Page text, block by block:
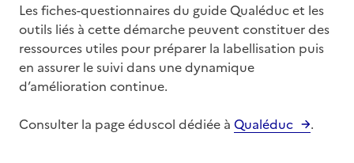
Les fiches-questionnaires du guide Qualéduc et les
outils liés à cette démarche peuvent constituer des
ressources utiles pour préparer la labellisation puis
en assurer le suivi dans une dynamique
d’amélioration continue.
Consulter la page éduscol dédiée à Qualéduc .